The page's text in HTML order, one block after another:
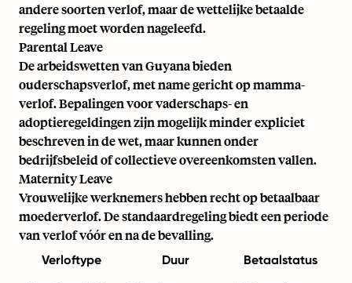
andere soorten verlof, maar de wettelijke betaalde
regeling moet worden nageleefd.
Parental Leave
De arbeidswetten van Guyana bieden
ouderschapsverlof, met name gericht op mamma-
verlof. Bepalingen voor vaderschaps- en
adoptieregeldingen zijn mogelijk minder expliciet
beschreven in de wet, maar kunnen onder
bedrijfsbeleid of collectieve overeenkomsten vallen.
Maternity Leave
Vrouwelijke werknemers hebben recht op betaalbaar
moederverlof. De standaardregeling biedt een periode
van verlof vóór en na de bevalling.
Verloftype Duur Betaalstatus